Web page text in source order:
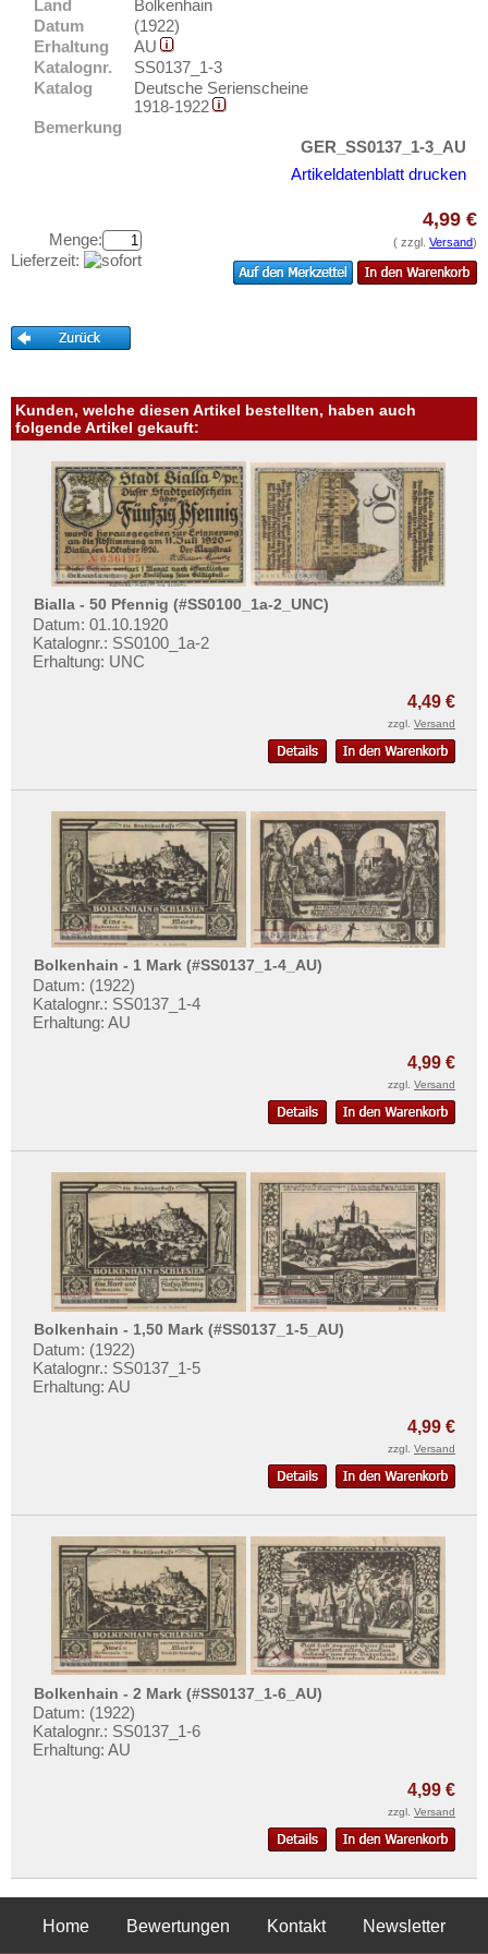
Braunschweig
Brehna
Bremen
Bremerhaven, Geestemünde und Lehe
Brieg
Broacker
Brühl
Brunshaupten
Buchau
Bückeburg
Büdelsdorf
Buer
Bullenkuhlen
Burg an der Wupper
Burg auf Fehmarn
Burg b. Magdeburg
Burgsteinfurt
Buttstädt
Butzbach
Bützow
Buxtehude
Orte mit C...
Orte mit D...
Orte mit E...
Orte mit I...
Orte mit J...
Orte mit K...
Orte mit L...
Orte mit M...
Orte mit N...
Orte mit O...
Orte mit P...
Orte mit U...
Orte mit V...
Orte mit W...
Orte mit X...
Orte mit Z...
Testbanknoten
Banknotenbriefe
Kataloge
Aufbewahrung
Gutscheine
Kontakt
Ankauf
Gratisbanknoten
FAQ
Mehr über...
Zahlungsbedingungen
Privatsphäre und Datenschutz
Widerrufsbelehrung
Liefer- und Versandkosten
AGB
Land
Bolkenhain
Datum
(1922)
Erhaltung
AU
Katalognr.
SS0137_1-3
Katalog
Deutsche Serienscheine
1918-1922
Bemerkung
GER_SS0137_1-3_AU
Artikeldatenblatt drucken
Menge:
Lieferzeit:
4,99 €
( zzgl. Versand)
Kunden, welche diesen Artikel bestellten, haben auch
folgende Artikel gekauft:
Bialla - 50 Pfennig (#SS0100_1a-2_UNC)
Datum: 01.10.1920
Katalognr.: SS0100_1a-2
Erhaltung: UNC
4,49 €
zzgl. Versand
Bolkenhain - 1 Mark (#SS0137_1-4_AU)
Datum: (1922)
Katalognr.: SS0137_1-4
Erhaltung: AU
4,99 €
zzgl. Versand
Bolkenhain - 1,50 Mark (#SS0137_1-5_AU)
Datum: (1922)
Katalognr.: SS0137_1-5
Erhaltung: AU
4,99 €
zzgl. Versand
Bolkenhain - 2 Mark (#SS0137_1-6_AU)
Datum: (1922)
Katalognr.: SS0137_1-6
Erhaltung: AU
4,99 €
zzgl. Versand
Home Bewertungen Kontakt Newsletter